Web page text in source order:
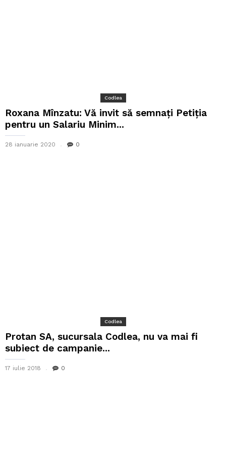
Codlea
Roxana Mînzatu: Vă invit să semnați Petiția
pentru un Salariu Minim...
28 ianuarie 2020 0
Codlea
Protan SA, sucursala Codlea, nu va mai fi
subiect de campanie...
17 iulie 2018 0